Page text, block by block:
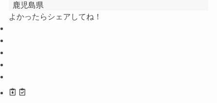
鹿児島県
よかったらシェアしてね！